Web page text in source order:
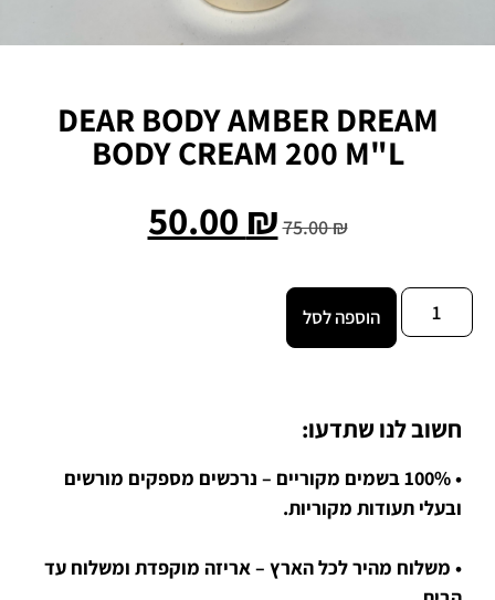
DEAR BODY AMBER DREAM
BODY CREAM 200 M"L
75.00₪
50.00 ₪
הוספה לסל
חשוב לנו שתדעו:
• 100% בשמים מקוריים – נרכשים מספקים מורשים
ובעלי תעודות מקוריות.
• משלוח מהיר לכל הארץ – אריזה מוקפדת ומשלוח עד